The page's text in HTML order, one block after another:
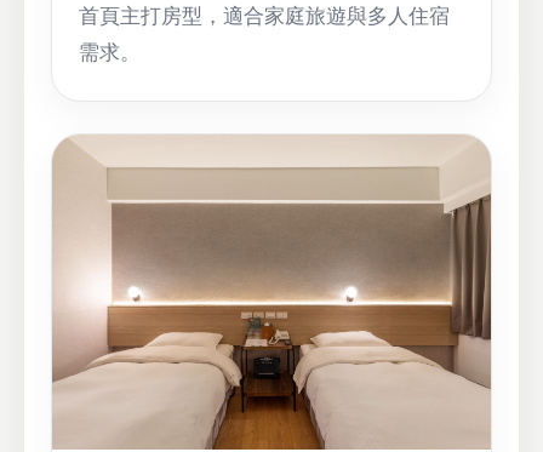
首頁主打房型，適合家庭旅遊與多人住宿
需求。